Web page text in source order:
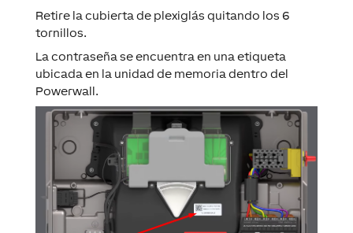
Retire la cubierta de plexiglás quitando los 6
tornillos.
La contraseña se encuentra en una etiqueta
ubicada en la unidad de memoria dentro del
Powerwall.